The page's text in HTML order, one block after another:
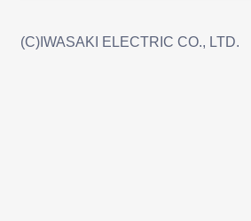
(C)IWASAKI ELECTRIC CO., LTD.